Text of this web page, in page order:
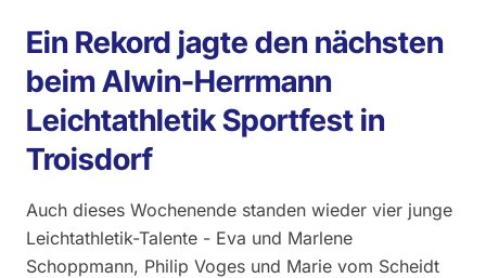
Ein Rekord jagte den nächsten
beim Alwin-Herrmann
Leichtathletik Sportfest in
Troisdorf
Auch dieses Wochenende standen wieder vier junge
Leichtathletik-Talente - Eva und Marlene
Schoppmann, Philip Voges und Marie vom Scheidt